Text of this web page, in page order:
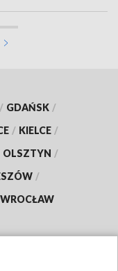
/ GDAŃSK /
/ KIELCE /
OLSZTYN /
/
WROCŁAW